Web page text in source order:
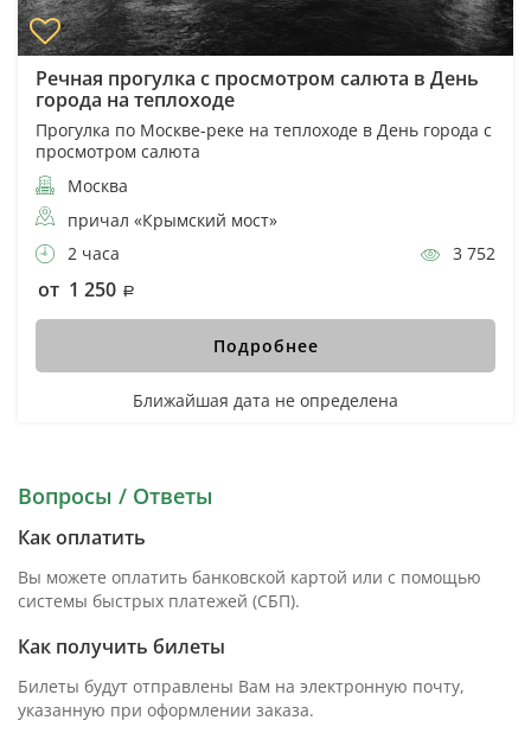
Речная прогулка с просмотром салюта в День
города на теплоходе
Прогулка по Москве-реке на теплоходе в День города с
просмотром салюта
Москва
причал «Крымский мост»
2 часа
3 752
от 1 250
Подробнее
Ближайшая дата не определена
Вопросы / Ответы
Как оплатить
Вы можете оплатить банковской картой или с помощью
системы быстрых платежей (СБП).
Как получить билеты
Билеты будут отправлены Вам на электронную почту,
указанную при оформлении заказа.